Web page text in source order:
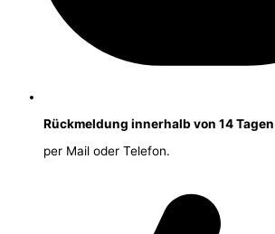
Rückmeldung innerhalb von 14 Tagen
per Mail oder Telefon.